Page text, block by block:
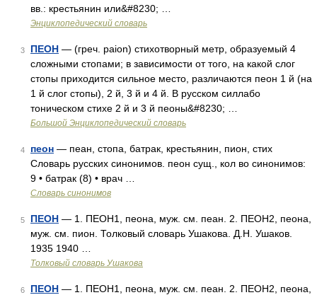
вв.: крестьянин или&#8230; …
Энциклопедический словарь
3 ПЕОН — (греч. paion) стихотворный метр, образуемый 4
сложными стопами; в зависимости от того, на какой слог
стопы приходится сильное место, различаются пеон 1 й (на
1 й слог стопы), 2 й, 3 й и 4 й. В русском силлабо
тоническом стихе 2 й и 3 й пеоны&#8230; …
Большой Энциклопедический словарь
4 пеон — пеан, стопа, батрак, крестьянин, пион, стих
Словарь русских синонимов. пеон сущ., кол во синонимов:
9 • батрак (8) • врач …
Словарь синонимов
5 ПЕОН — 1. ПЕОН1, пеона, муж. см. пеан. 2. ПЕОН2, пеона,
муж. см. пион. Толковый словарь Ушакова. Д.Н. Ушаков.
1935 1940 …
Толковый словарь Ушакова
6 ПЕОН — 1. ПЕОН1, пеона, муж. см. пеан. 2. ПЕОН2, пеона,